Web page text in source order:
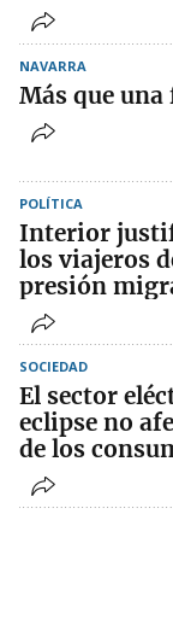
NAVARRA
Más que
POLÍTICA
Interior
los viajeros
presión
SOCIEDAD
El sector
eclipse no
de los